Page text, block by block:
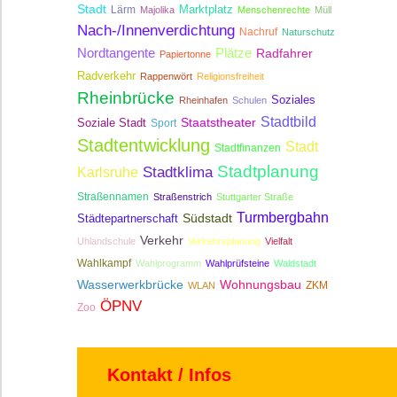
Stadt Lärm Majolika Marktplatz Menschenrechte Müll
Nach-/Innenverdichtung Nachruf Naturschutz
Nordtangente Papiertonne Plätze Radfahrer
Radverkehr Rappenwört Religionsfreiheit
Rheinbrücke Rheinhafen Schulen Soziales
Soziale Stadt Sport Staatstheater Stadtbild
Stadtentwicklung Stadtfinanzen Stadt
Karlsruhe Stadtklima Stadtplanung
Straßennamen Straßenstrich Stuttgarter Straße
Städtepartnerschaft Südstadt Turmbergbahn
Uhlandschule Verkehr Verkehrsplanung Vielfalt
Wahlkampf Wahlprogramm Wahlprüfsteine Waldstadt
Wasserwerkbrücke WLAN Wohnungsbau ZKM
Zoo ÖPNV
Kontakt / Infos